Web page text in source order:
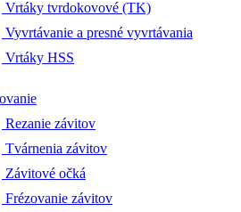
Vrtáky tvrdokovové (TK)
Vyvrtávanie a presné vyvrtávania
Vrtáky HSS
Rezanie závitov
Tvárnenia závitov
Závitové očká
Frézovanie závitov